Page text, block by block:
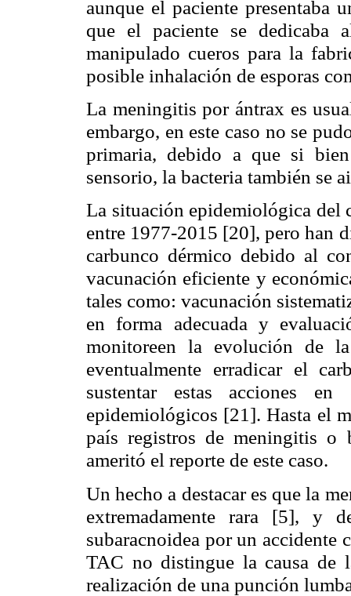
aunque el paciente presentaba
que el paciente se dedicaba
manipulado cueros para la
posible inhalación de esporas
La meningitis por ántrax es
embargo, en este caso no se
primaria, debido a que si
sensorio, la bacteria también se
La situación epidemiológica del
entre 1977-2015 [20], pero han
carbunco dérmico debido al
vacunación eficiente y
tales como: vacunación
en forma adecuada y
monitoreen la evolución de
eventualmente erradicar el
sustentar estas acciones
epidemiológicos [21]. Hasta el
país registros de meningitis o
ameritó el reporte de este caso.
Un hecho a destacar es que la
extremadamente rara [5], y
subaracnoidea por un accidente
TAC no distingue la causa de
realización de una punción